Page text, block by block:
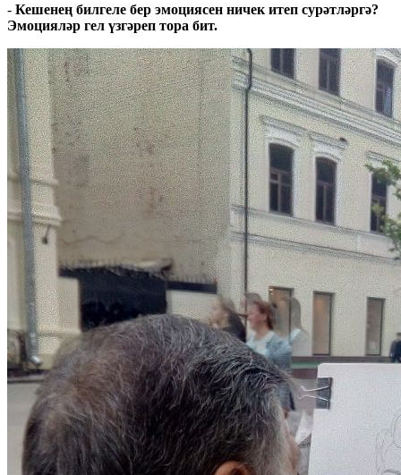
- Кешенең билгеле бер эмоциясен ничек итеп сурәтләргә?
Эмоцияләр гел үзгәреп тора бит.